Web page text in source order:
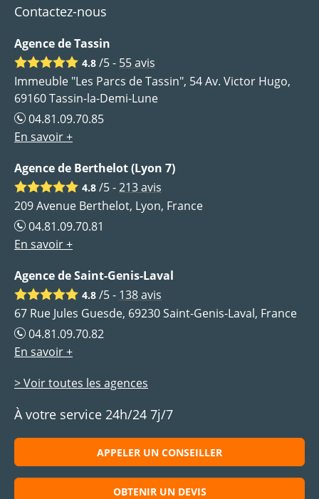
Contactez-nous
Agence de Tassin
4.8 /5 - 55avis
Immeuble "Les Parcs de Tassin", 54 Av. Victor Hugo,
69160 Tassin-la-Demi-Lune
04.81.09.70.85
En savoir +
Agence de Berthelot (Lyon 7)
4.8 /5 -213avis
209 Avenue Berthelot, Lyon, France
04.81.09.70.81
En savoir +
Agence de Saint-Genis-Laval
4.8 /5 - 138avis
67 Rue Jules Guesde, 69230 Saint-Genis-Laval, France
04.81.09.70.82
En savoir +
> Voir toutes les agences
À votre service 24h/24 7j/7
APPELER UN CONSEILLER
OBTENIR UN DEVIS